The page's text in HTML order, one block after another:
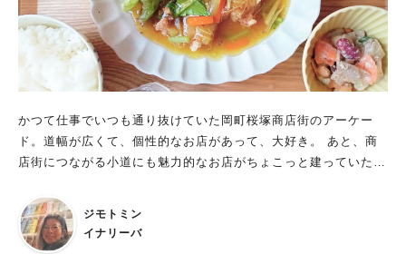
かつて仕事でいつも通り抜けていた岡町桜塚商店街のアーケー
ド。道幅が広くて、個性的なお店があって、大好き。 あと、商
店街につながる小道にも魅力的なお店がちょこっと建っていたり
で見つけた、ワクワクする食堂です。
ジモトミン
イナリーバ